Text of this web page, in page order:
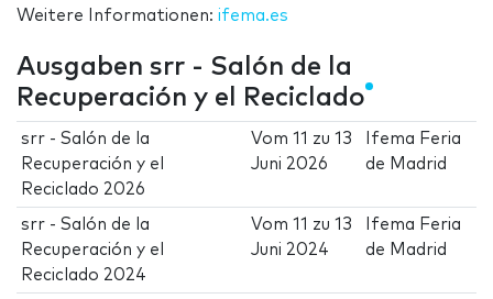
Weitere Informationen: ifema.es
Ausgaben srr - Salón de la
Recuperación y el Reciclado
srr - Salón de la
Recuperación y el
Reciclado 2026
Vom11 zu13
Juni 2026
Ifema Feria
de Madrid
srr - Salón de la
Recuperación y el
Reciclado 2024
Vom11 zu13
Juni 2024
Ifema Feria
de Madrid